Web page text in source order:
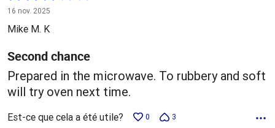
3 sur
5
16 nov. 2025
Mike M. K
Second chance
Prepared in the microwave. To rubbery and soft
will try oven next time.
Est-ce que cela a été utile? 0 3